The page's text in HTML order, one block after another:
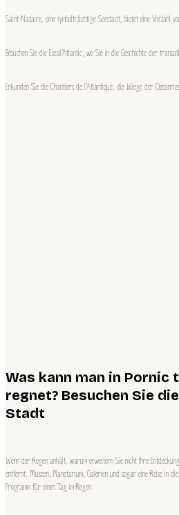
Saint-Nazaire, eine symbolträchtige Seestadt, bietet eine Vielzahl
Besuchen Sie die Escal’Atlantic, wo Sie in die Geschichte der
Erkunden Sie die Chantiers de l’Atlantique, die Wiege der
Was kann man in Pornic
regnet? Besuchen Sie
Stadt
Wenn der Regen anhält, warum erweitern Sie nicht Ihre
entfernt. Museen, Planetarium, Galerien und sogar eine Reise in
Programm für einen Tag im Regen.